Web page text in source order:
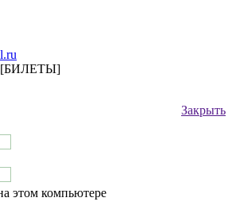
[БИЛЕТЫ]
Закрыть
этом компьютере